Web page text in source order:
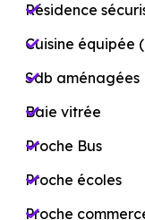
Résidence
Cuisine équipée
Sdb aménagées
Baie vitrée
Proche Bus
Proche écoles
Proche